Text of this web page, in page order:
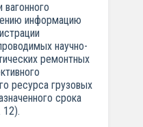
информацию
научно-
ремонтных
ресурса грузовых
срока